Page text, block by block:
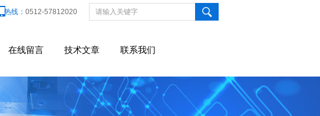
热线： 0512-57812020
在线留言 技术文章 联系我们